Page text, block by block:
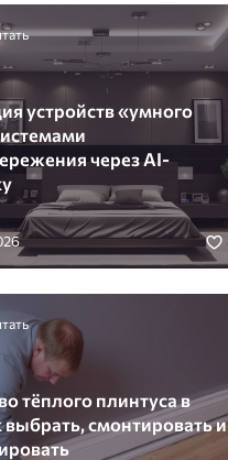
устройств «умного
через AI-
тёплого плинтуса в
выбрать, смонтировать и